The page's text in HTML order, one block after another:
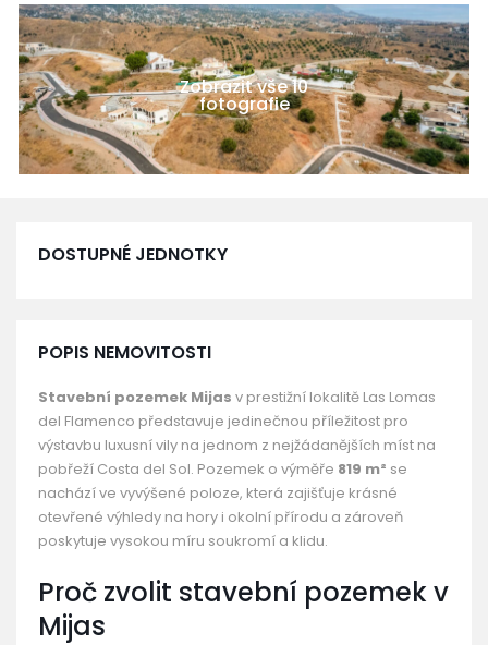
Zobrazit vše 10
fotografie
DOSTUPNÉ JEDNOTKY
POPIS NEMOVITOSTI
Stavební pozemek Mijas v prestižní lokalitě Las Lomas
del Flamenco představuje jedinečnou příležitost pro
výstavbu luxusní vily na jednom z nejžádanějších míst na
pobřeží Costa del Sol. Pozemek o výměře 819 m² se
nachází ve vyvýšené poloze, která zajišťuje krásné
otevřené výhledy na hory i okolní přírodu a zároveň
poskytuje vysokou míru soukromí a klidu.
Proč zvolit stavební pozemek v
Mijas